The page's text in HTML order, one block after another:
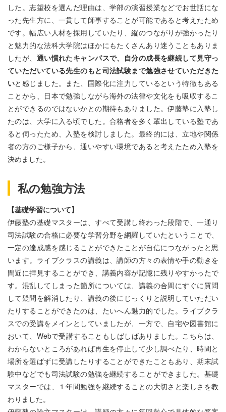
した。志望校を選んだ理由は、学部の演習授業などでお世話にな
った先生方に、一貫して師事することが可能であると考えたため
です。幅広い人材を採用していたり、縦のつながりが強かったり
と魅力的な法科大学院はほかにもたくさんあり迷うこともありま
したが、 通い慣れたキャンパスで、自分の成長を継続して見守っ
ていただいている先生のもと司法試験まで勉強させていただきた
いと感じました。また、国際化に注力しているという特徴もある
ことから、日本で勉強しながら海外の法律や文化をも吸収するこ
とができるのではないかとの期待もありました。伊藤塾に入塾し
たのは、大学に入る頃でした。合格者を多く輩出している塾であ
ると伺ったため、入塾を検討しました。最終的には、立地や関係
者の方のご様子から、通いやすい環境であると考えたため入塾を
決めました。
私の勉強方法
【基礎学習について】
伊藤塾の基礎マスターは、すべて受講し終わった段階で、一通り
司法試験の合格に必要な学習分野を網羅していたということで、
一定の達成感を感じることができたことが自信につながったと思
います。ライブクラスの講義は、講師の方々の表情や手の動きを
間近に拝見することができ、講義内容が記憶に残りやすかったで
す。混乱してしまった箇所については、講義の合間にすぐに質問
して疑問を解消したり、講義の後にじっくりと説明していただい
たりすることができたのは、たいへん魅力的でした。ライブクラ
スでの受講をメインとしていましたが、一方で、自宅や図書館に
おいて、Webで受講することもしばしばありました。こちらは、
わからないところがあれば再生を停止して少し調べたり、時間と
場所を選ばずに受講したりすることができたこともあり、期末試
験中などでも司法試験の勉強を継続することができました。基礎
マスターでは、１年間勉強を継続することの大切さと楽しさを教
わりました。